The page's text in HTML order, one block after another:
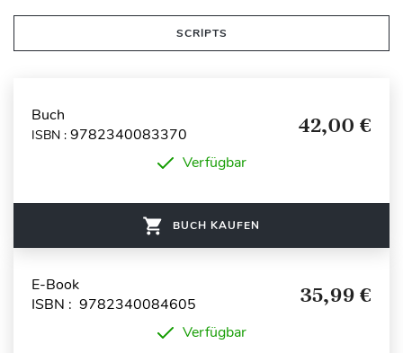
SCRIPTS
Buch
ISBN : 9782340083370 42,00 €
Verfügbar
BUCH KAUFEN
E-Book
ISBN : 9782340084605
35,99 €
Verfügbar